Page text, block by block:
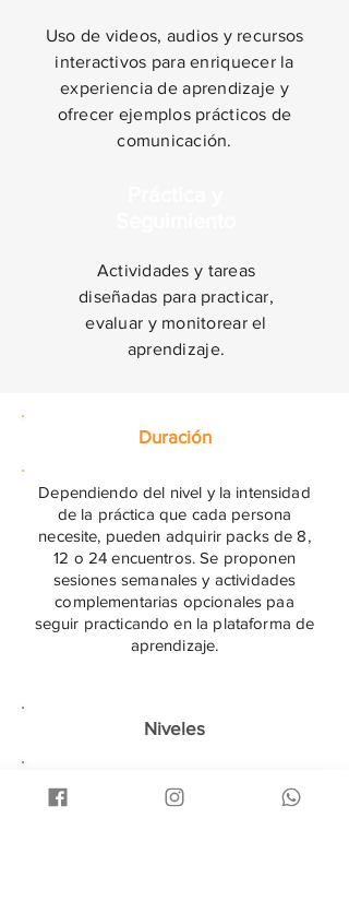
Uso de videos, audios y recursos
interactivos para enriquecer la
experiencia de aprendizaje y
ofrecer ejemplos prácticos de
comunicación.
Actividades y tareas
diseñadas para practicar,
evaluar y monitorear el
aprendizaje.
Duración
Dependiendo del nivel y la intensidad
de la práctica que cada persona
necesite, pueden adquirir packs de 8,
12 o 24 encuentros. Se proponen
sesiones semanales y actividades
complementarias opcionales paa
seguir practicando en la plataforma de
aprendizaje.
Niveles
fluidez y precisión en situaciones